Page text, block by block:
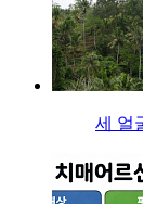
세 얼